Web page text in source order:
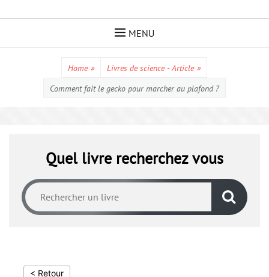
MENU
Home » Livres de science - Article »
Comment fait le gecko pour marcher au plafond ?
Quel livre recherchez vous
< Retour